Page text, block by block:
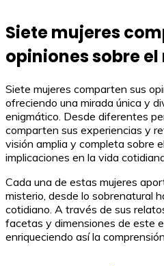
Siete mujeres
opiniones sobre
Siete mujeres comparten sus
ofreciendo una mirada única y
enigmático. Desde diferentes
comparten sus experiencias y
visión amplia y completa sobre
implicaciones en la vida
Cada una de estas mujeres
misterio, desde lo sobrenatural
cotidiano. A través de sus
facetas y dimensiones de este
enriqueciendo así la